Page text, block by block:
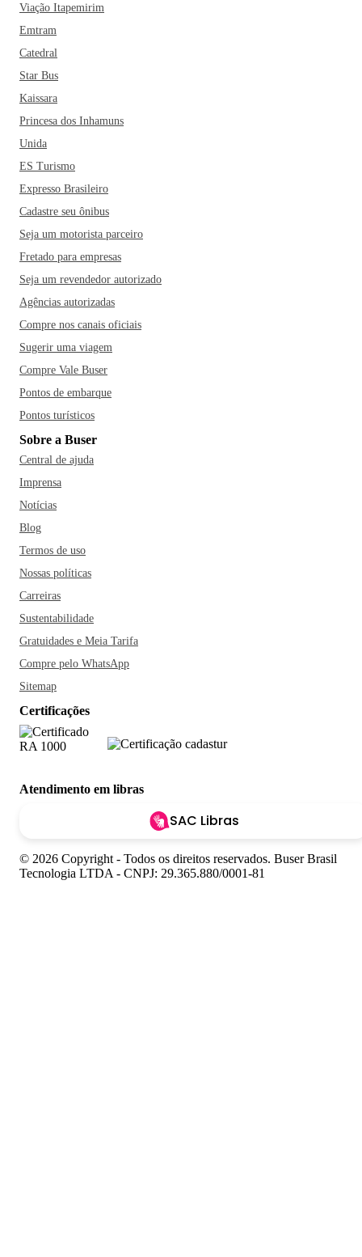
Viação Itapemirim
Emtram
Catedral
Star Bus
Kaissara
Princesa dos Inhamuns
Unida
ES Turismo
Expresso Brasileiro
Cadastre seu ônibus
Seja um motorista parceiro
Fretado para empresas
Seja um revendedor autorizado
Agências autorizadas
Compre nos canais oficiais
Sugerir uma viagem
Compre Vale Buser
Pontos de embarque
Pontos turísticos
Sobre a Buser
Central de ajuda
Imprensa
Notícias
Blog
Termos de uso
Nossas políticas
Carreiras
Sustentabilidade
Gratuidades e Meia Tarifa
Compre pelo WhatsApp
Sitemap
Certificações
Atendimento em libras
SAC Libras
© 2026 Copyright - Todos os direitos reservados. Buser Brasil
Tecnologia LTDA - CNPJ: 29.365.880/0001-81